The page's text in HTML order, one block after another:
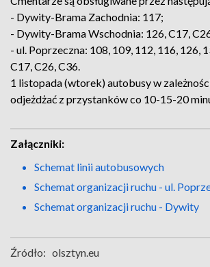
- Dywity-Brama Zachodnia: 117;
- Dywity-Brama Wschodnia: 126, C17,
- ul. Poprzeczna: 108, 109, 112, 116, 126,
C17, C26, C36.
1 listopada (wtorek) autobusy w
odjeżdżać z przystanków co 10-15-20
Załączniki:
Schemat linii autobusowych
Schemat organizacji ruchu - ul.
Schemat organizacji ruchu - Dywity
Źródło: olsztyn.eu